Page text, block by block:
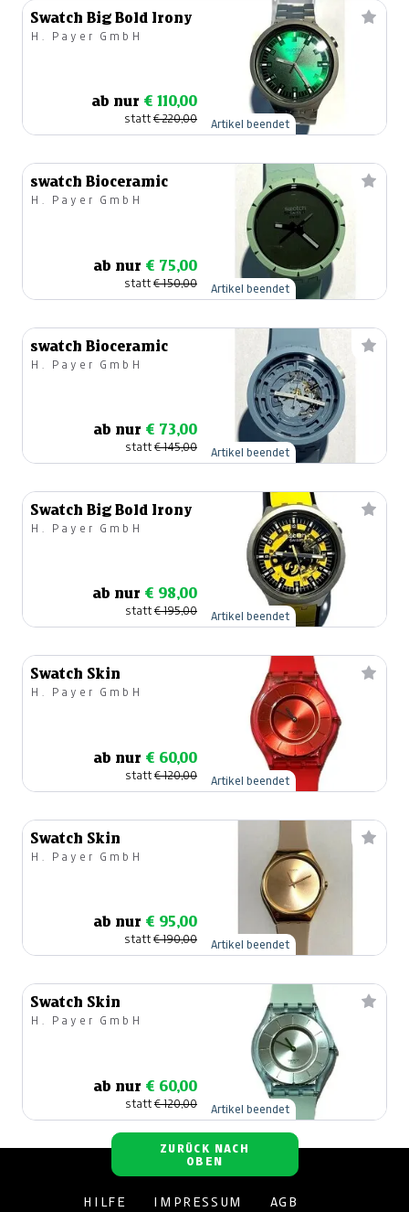
Swatch Big Bold Irony
H. Payer GmbH
ab nur € 110,00
statt€ 220,00 Artikel beendet
swatch Bioceramic
H. Payer GmbH
ab nur € 75,00
statt€ 150,00 Artikel beendet
swatch Bioceramic
H. Payer GmbH
ab nur € 73,00
statt€ 145,00 Artikel beendet
Swatch Big Bold Irony
H. Payer GmbH
ab nur € 98,00
statt€ 195,00 Artikel beendet
Swatch Skin
H. Payer GmbH
ab nur € 60,00
statt€ 120,00 Artikel beendet
Swatch Skin
H. Payer GmbH
ab nur € 95,00
statt€ 190,00 Artikel beendet
Swatch Skin
H. Payer GmbH
ab nur € 60,00
statt€ 120,00 Artikel beendet
ZURÜCK NACH
OBEN
HILFE IMPRESSUM AGB